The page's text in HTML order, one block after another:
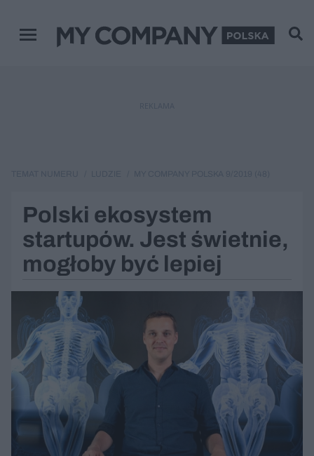
Menu główne
Polski ekosystem
startupów. Jest świetnie,
mogłoby być lepiej